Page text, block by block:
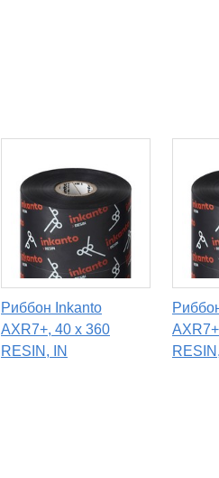
Риббон Inkanto
AXR7+, 40 х 360
RESIN, IN